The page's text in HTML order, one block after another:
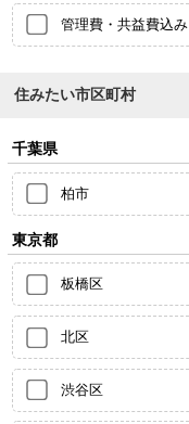
管理費・共益費込み
住みたい市区町村
千葉県
柏市
東京都
板橋区
北区
渋谷区